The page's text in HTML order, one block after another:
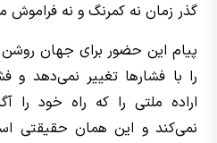
گذر زمان نه کمرنگ و نه فراموش
پیام این حضور برای جهان
را با فشارها تغییر نمی‌دهد و
اراده ملتی را که راه خود را
نمی‌کند و این همان حقیقتی